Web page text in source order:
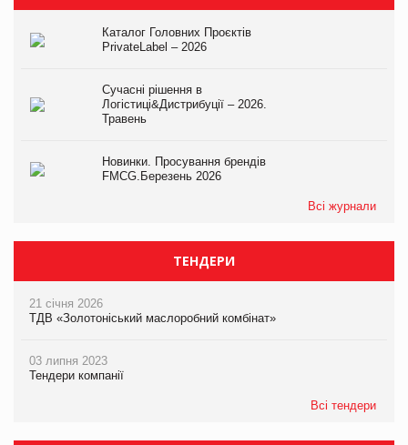
Каталог Головних Проєктів
PrivateLabel – 2026
Сучасні рішення в
Логістиці&Дистрибуції – 2026.
Травень
Новинки. Просування брендів
FMCG.Березень 2026
Всі журнали
ТЕНДЕРИ
21 січня 2026
ТДВ «Золотоніський маслоробний комбінат»
03 липня 2023
Тендери компанії
Всі тендери